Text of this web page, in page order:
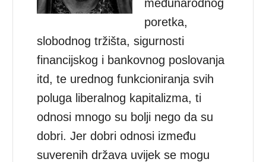
međunarodnog
poretka,
slobodnog tržišta, sigurnosti
financijskog i bankovnog poslovanja
itd, te urednog funkcioniranja svih
poluga liberalnog kapitalizma, ti
odnosi mnogo su bolji nego da su
dobri. Jer dobri odnosi između
suverenih država uvijek se mogu